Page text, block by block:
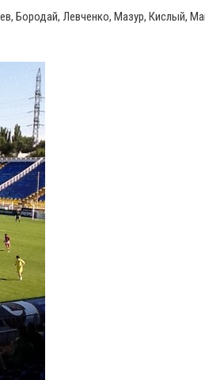
Бородай, Левченко, Мазур, Кислый,